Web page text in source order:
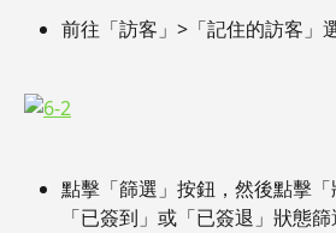
前往「訪客」>「記住的訪客」選
點擊「篩選」按鈕，然後點擊
「已簽到」或「已簽退」狀態篩